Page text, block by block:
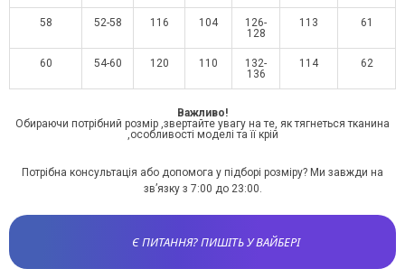
58 52-58 116 104
126-
128
113 61
60 54-60 120 110
132-
136
114 62
Важливо!
Обираючи потрібний розмір ,звертайте увагу на те, як тягнеться тканина
,особливості моделі та її крій
Потрібна консультація або допомога у підборі розміру? Ми завжди на
зв’язку з 7:00 до 23:00.
Є ПИТАННЯ? ПИШІТЬ У ВАЙБЕРІ